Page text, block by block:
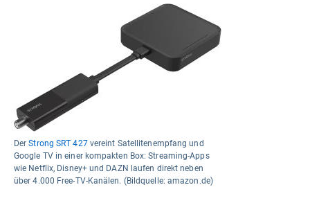
DerStrong SRT 427vereint Satellitenempfang und
Google TV in einer kompakten Box: Streaming-Apps
wie Netflix, Disney+ und DAZN laufen direkt neben
über 4.000 Free-TV-Kanälen. (Bildquelle: amazon.de)